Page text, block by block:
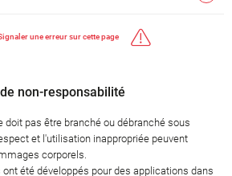
une erreur sur cette page
non-responsabilité
doit pas être branché ou débranché sous
et l'utilisation inappropriée peuvent
corporels.
été développés pour des applications dans